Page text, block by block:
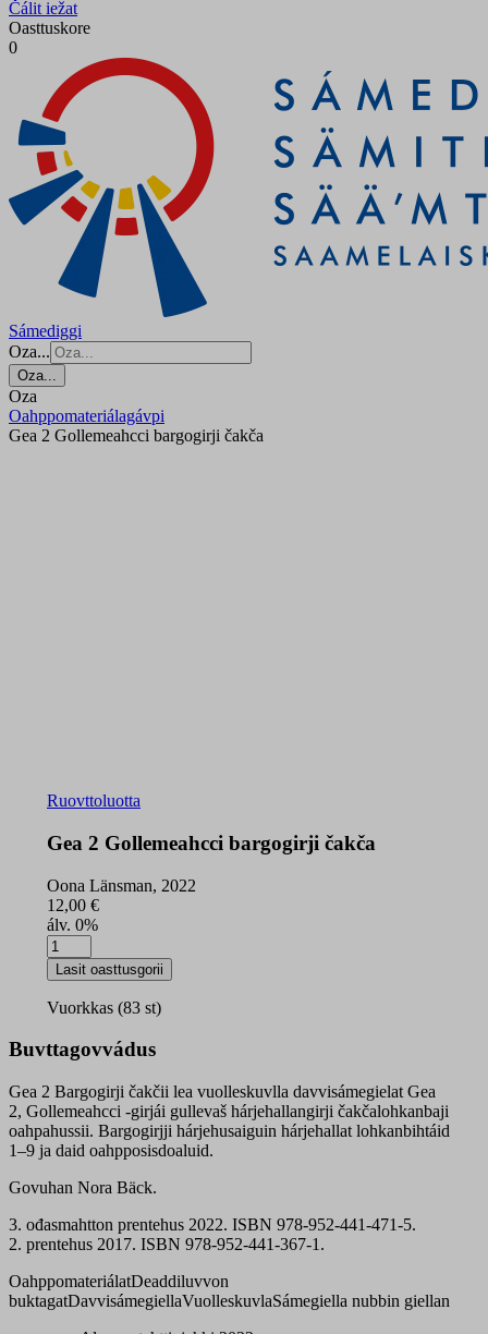
Čálit iežat
Oasttuskore
0
Sámediggi
Oza...
Oza...
Oza
Oahppomateriálagávpi
Gea 2 Gollemeahcci bargogirji čakča
Ruovttoluotta
Gea 2 Gollemeahcci bargogirji čakča
Oona Länsman, 2022
12,00 €
álv. 0%
Gea
2
Gollemeahcci
bargogirji
quantity
Lasit oasttusgorii
Vuorkkas (83 st)
Buvttagovvádus
Gea 2 Bargogirji čakčii lea vuolleskuvlla davvisámegielat Gea
2, Gollemeahcci -girjái gullevaš hárjehallangirji čakčalohkanbaji
oahpahussii. Bargogirjji hárjehusaiguin hárjehallat lohkanbihtáid
1–9 ja daid oahpposisdoaluid.
Govuhan Nora Bäck.
3. ođasmahtton prentehus 2022. ISBN 978-952-441-471-5.
2. prentehus 2017. ISBN 978-952-441-367-1.
OahppomateriálatDeaddiluvvon
buktagatDavvisámegiellaVuolleskuvlaSámegiella nubbin giellan